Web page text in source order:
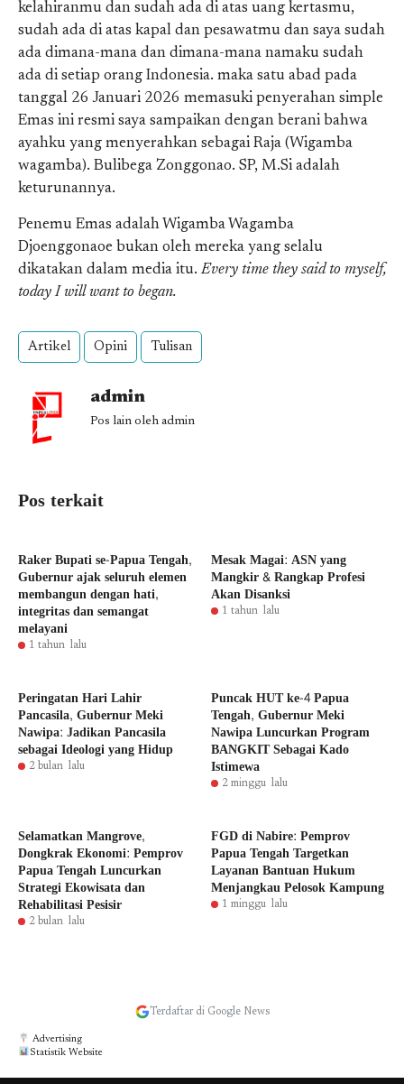
kelahiranmu dan sudah ada di atas uang kertasmu,
sudah ada di atas kapal dan pesawatmu dan saya sudah
ada dimana-mana dan dimana-mana namaku sudah
ada di setiap orang Indonesia. maka satu abad pada
tanggal 26 Januari 2026 memasuki penyerahan simple
Emas ini resmi saya sampaikan dengan berani bahwa
ayahku yang menyerahkan sebagai Raja (Wigamba
wagamba). Bulibega Zonggonao. SP, M.Si adalah
keturunannya.
Penemu Emas adalah Wigamba Wagamba
Djoenggonaoe bukan oleh mereka yang selalu
dikatakan dalam media itu. Every time they said to myself,
today I will want to began.
Artikel Opini Tulisan
admin
Pos lain oleh admin
Pos terkait
Raker Bupati se-Papua Tengah,
Gubernur ajak seluruh elemen
membangun dengan hati,
integritas dan semangat
melayani
1 tahun lalu
Mesak Magai: ASN yang
Mangkir & Rangkap Profesi
Akan Disanksi
1 tahun lalu
Peringatan Hari Lahir
Pancasila, Gubernur Meki
Nawipa: Jadikan Pancasila
sebagai Ideologi yang Hidup
2 bulan lalu
Puncak HUT ke-4 Papua
Tengah, Gubernur Meki
Nawipa Luncurkan Program
BANGKIT Sebagai Kado
Istimewa
2 minggu lalu
Selamatkan Mangrove,
Dongkrak Ekonomi: Pemprov
Papua Tengah Luncurkan
Strategi Ekowisata dan
Rehabilitasi Pesisir
2 bulan lalu
FGD di Nabire: Pemprov
Papua Tengah Targetkan
Layanan Bantuan Hukum
Menjangkau Pelosok Kampung
1 minggu lalu
Terdaftar di Google News
Advertising
Statistik Website